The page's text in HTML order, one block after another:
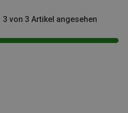
3 von 3 Artikel angesehen